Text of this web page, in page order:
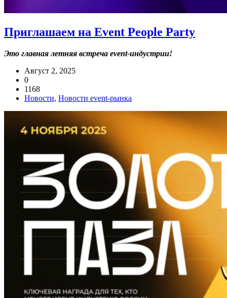
Приглашаем на Event People Party
Это главная летняя встреча event-индустрии!
Август 2, 2025
0
1168
Новости, Новости event-рынка